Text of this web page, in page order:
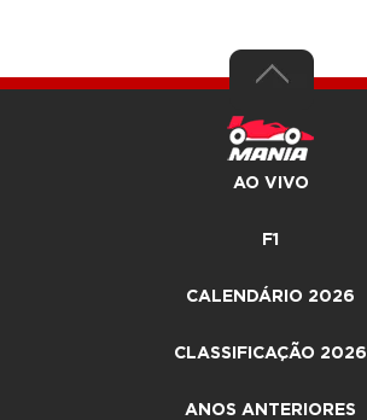
AO VIVO
F1
CALENDÁRIO 2026
CLASSIFICAÇÃO 2026
ANOS ANTERIORES